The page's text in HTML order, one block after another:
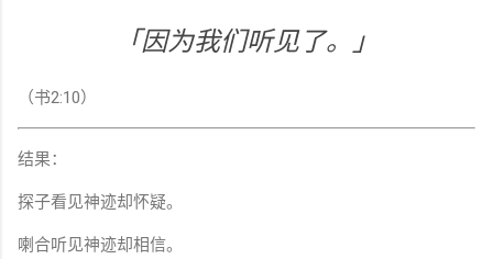
「因为我们听见了。」
（书2:10）
结果：
探子看见神迹却怀疑。
喇合听见神迹却相信。